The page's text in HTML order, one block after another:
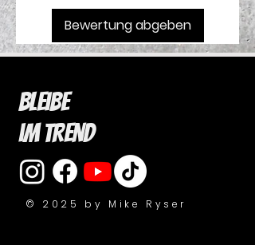
Bewertung abgeben
Bleibe
im Trend
© 2025 by Mike Ryser